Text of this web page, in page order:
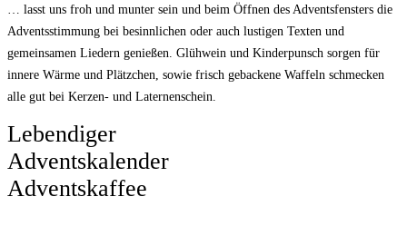
… lasst uns froh und munter sein und beim Öffnen des Adventsfensters die
Adventsstimmung bei besinnlichen oder auch lustigen Texten und
gemeinsamen Liedern genießen. Glühwein und Kinderpunsch sorgen für
innere Wärme und Plätzchen, sowie frisch gebackene Waffeln schmecken
alle gut bei Kerzen- und Laternenschein.
Lebendiger
Adventskalender
Adventskaffee